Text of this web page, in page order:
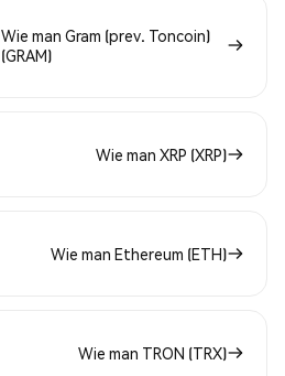
Wie man Gram (prev. Toncoin)
(GRAM)
Wie man XRP (XRP)
Wie man Ethereum (ETH)
Wie man TRON (TRX)